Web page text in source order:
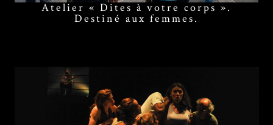
Atelier « Dites à votre corps ».
Destiné aux femmes.